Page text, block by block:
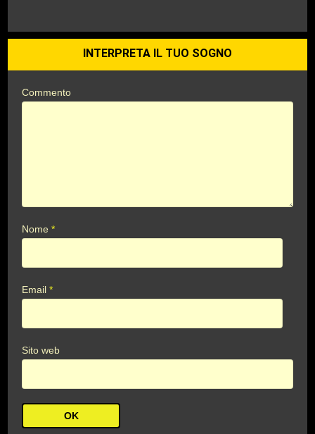
INTERPRETA IL TUO SOGNO
Commento
Nome*
Email*
Sito web